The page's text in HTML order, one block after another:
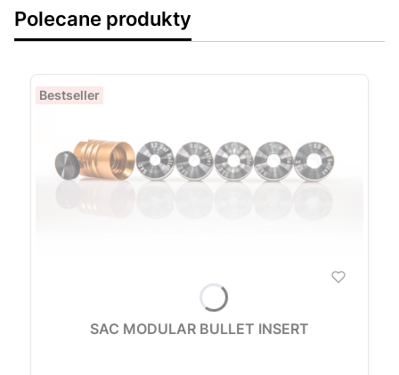
Polecane produkty
Bestseller
SAC MODULAR BULLET INSERT